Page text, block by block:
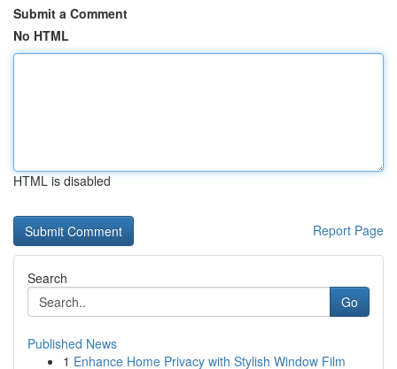
Submit a Comment
No HTML
HTML is disabled
Report Page
Search
Go
Published News
1 Enhance Home Privacy with Stylish Window Film